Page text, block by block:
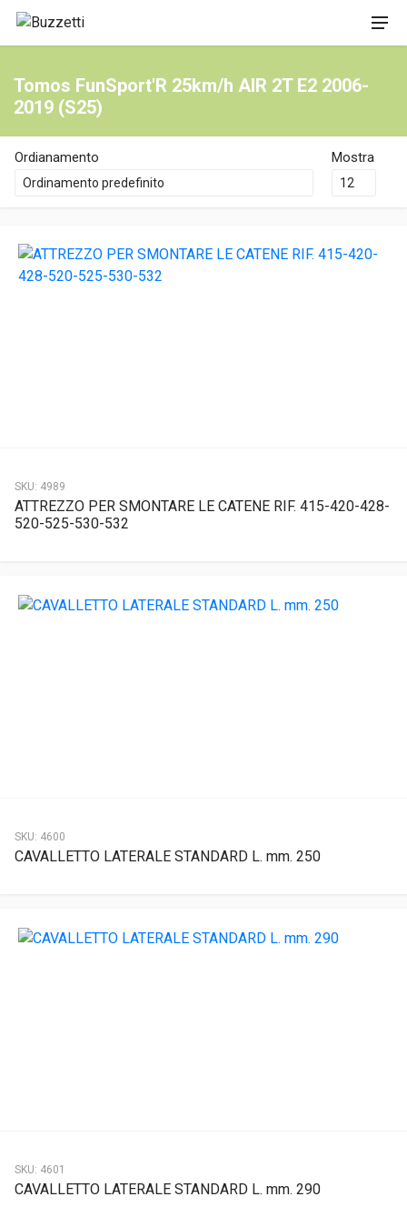
Tomos FunSport'R 25km/h AIR 2T E2 2006-
2019 (S25)
Ordianamento Mostra
SKU: 4989
ATTREZZO PER SMONTARE LE CATENE RIF. 415-420-428-
520-525-530-532
SKU: 4600
CAVALLETTO LATERALE STANDARD L. mm. 250
SKU: 4601
CAVALLETTO LATERALE STANDARD L. mm. 290